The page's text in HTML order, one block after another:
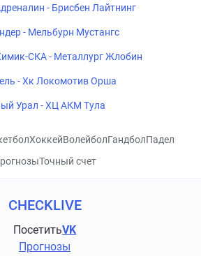
- Брисбен Лайтнинг
- Мельбурн Мустангс
СКА - Металлург Жлобин
- Хк Локомотив Орша
Урал - ХЦ АКМ Тула
ХоккейВолейболГандболПадел
Точный счет
CHECKLIVE
ПосетитьVK
Прогнозы